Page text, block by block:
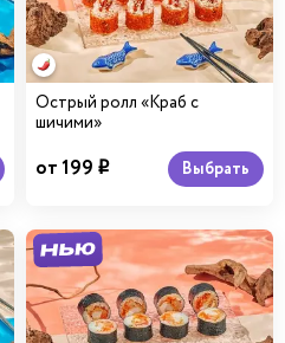
Острый ролл «Краб с
шичими»
от 199 i Выбрать